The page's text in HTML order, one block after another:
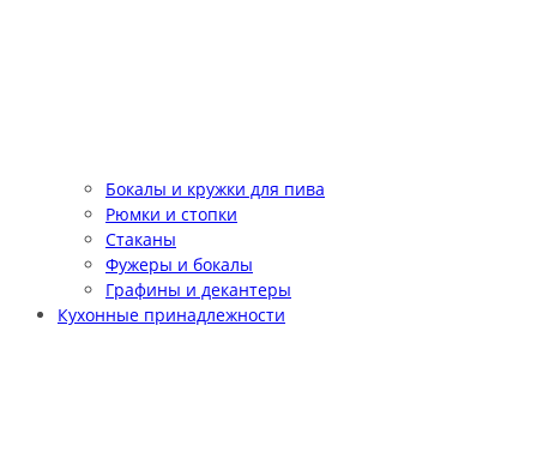
Бокалы и кружки для пива
Рюмки и стопки
Стаканы
Фужеры и бокалы
Графины и декантеры
Кухонные принадлежности